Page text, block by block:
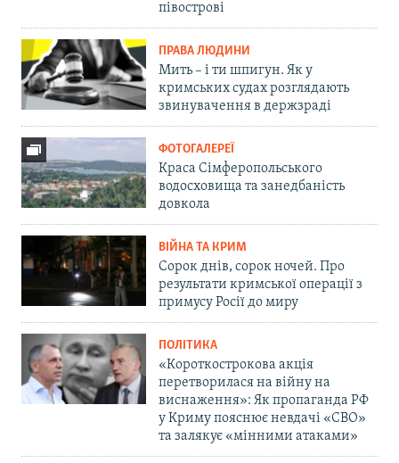
півострові
ПРАВА ЛЮДИНИ
Мить – і ти шпигун. Як у
кримських судах розглядають
звинувачення в держзраді
ФОТОГАЛЕРЕЇ
Краса Сімферопольського
водосховища та занедбаність
довкола
ВІЙНА ТА КРИМ
Сорок днів, сорок ночей. Про
результати кримської операції з
примусу Росії до миру
ПОЛІТИКА
«Короткострокова акція
перетворилася на війну на
виснаження»: Як пропаганда РФ
у Криму пояснює невдачі «СВО»
та залякує «мінними атаками»